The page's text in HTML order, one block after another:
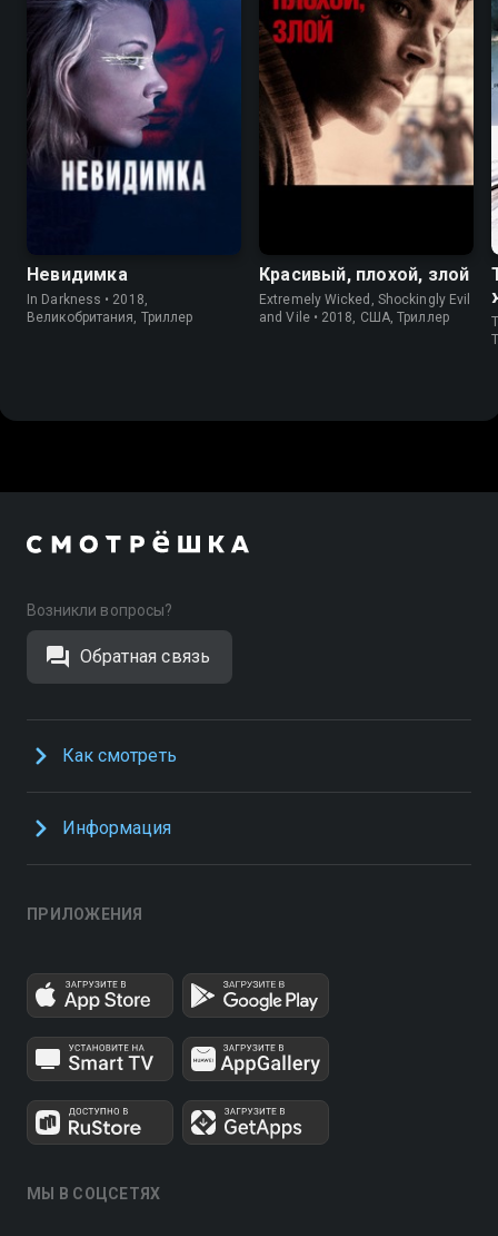
Невидимка
In Darkness • 2018,
Великобритания, Триллер
Красивый, плохой, злой
Extremely Wicked, Shockingly Evil
and Vile • 2018, США, Триллер
Возникли вопросы?
Обратная связь
Как смотреть
Информация
ПРИЛОЖЕНИЯ
МЫ В СОЦСЕТЯХ